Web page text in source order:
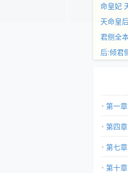
命皇妃
天命皇
君侧全
后:倾君
第一
第四
第七
第十